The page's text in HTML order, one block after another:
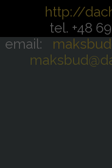
http://
tel. +48
email: